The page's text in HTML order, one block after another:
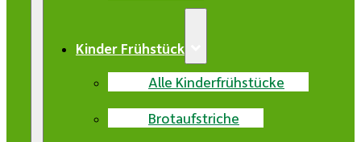
Kinder Frühstück
Alle Kinderfrühstücke
Brotaufstriche